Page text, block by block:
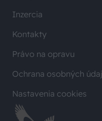
Inzercia
Kontakty
Právo na opravu
Ochrana osobných
Nastavenia cookies